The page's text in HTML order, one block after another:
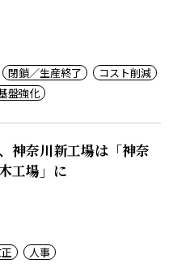
閉鎖／生産終了
コスト削減
盤強化
神奈川新工場は「神奈
工場」に
人事